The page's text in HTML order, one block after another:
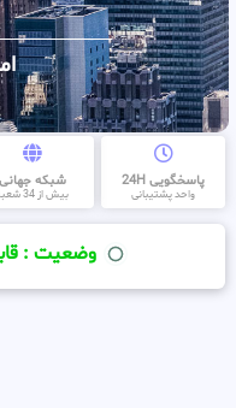
پاسخگویی 24H
واحد پشتیبانی
شبکه جهانی
بیش از 34 شعبه
وضعیت : قابل